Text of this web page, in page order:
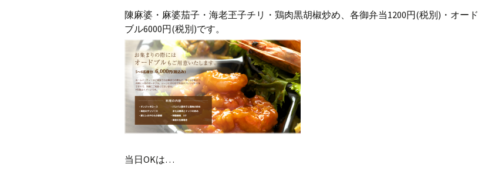
陳麻婆・麻婆茄子・海老玊子チリ・鶏肉黒胡椒炒め、各御弁当1200円(税別)・オード
ブル6000円(税別)です。
当日OKは…